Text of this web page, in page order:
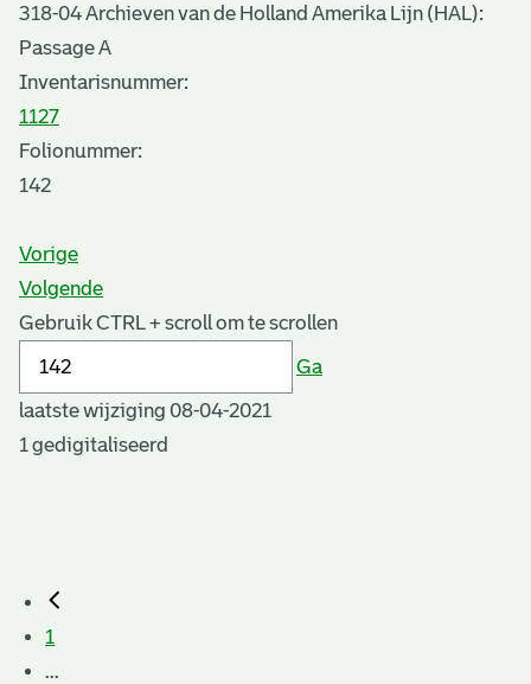
318-04 Archieven van de Holland Amerika Lijn (HAL):
Passage A
Inventarisnummer:
1127
Folionummer:
142
Vorige
Volgende
Gebruik CTRL + scroll om te scrollen
Ga
laatste wijziging 08-04-2021
1 gedigitaliseerd
1
...